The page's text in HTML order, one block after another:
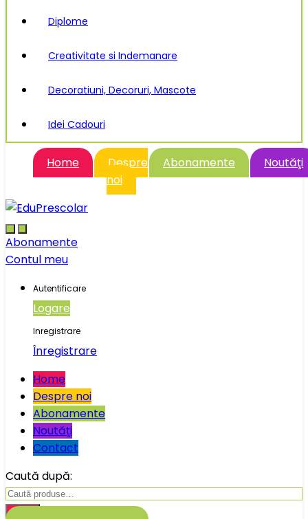
Diplome
Creativitate si Indemanare
Decoratiuni, Decoruri, Mascote
Idei Cadouri
Home
Despre
noi
Abonamente Noutăţi
Abonamente
Contul meu
Autentificare
Logare
Inregistrare
Înregistrare
Home
Despre noi
Abonamente
Noutăţi
Contact
Caută după:
Caută